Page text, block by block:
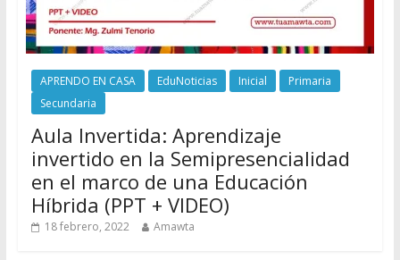
APRENDO EN CASA EduNoticias Inicial
Primaria
Secundaria
Aula Invertida: Aprendizaje
invertido en la Semipresencialidad
en el marco de una Educación
Híbrida (PPT + VIDEO)
18 febrero, 2022 Amawta